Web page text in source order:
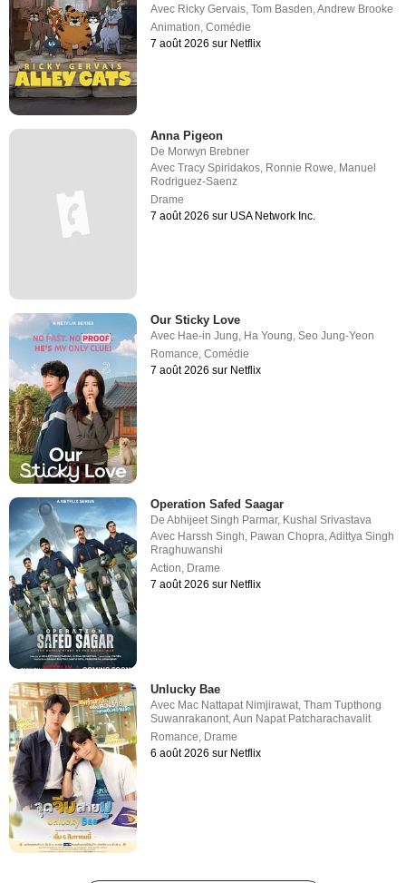
Avec Ricky Gervais,Tom Basden,Andrew Brooke
Animation,Comédie
7 août 2026 sur Netflix
Anna Pigeon
De Morwyn Brebner
AvecTracy Spiridakos Ronnie Rowe Manuel
Rodriguez-Saenz
Drame
7 août 2026 sur USA Network Inc.
Our Sticky Love
Avec Hae-in Jung, Ha Young,Seo Jung-Yeon
Romance,Comédie
7 août 2026 sur Netflix
Operation Safed Saagar
DeAbhijeet Singh Parmar, Kushal Srivastava
Avec Harssh Singh, Pawan Chopra,Adittya Singh
Rraghuwanshi
Action, Drame
7 août 2026 sur Netflix
Unlucky Bae
Avec Mac Nattapat Nimjirawat ,Tham Tupthong
Suwanrakanont ,Aun Napat Patcharachavalit
Romance Drame
6 août 2026 sur Netflix